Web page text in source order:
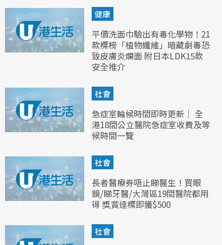
健康
平價洗面巾驗出有毒化學物！21
款標榜「植物纖維」暗藏劇毒恐
致皮膚炎爛面 附日本LDK15款
安全推介
社會
急症室輪候時間即時更新｜ 全
港18間公立醫院急症室收費及等
候時間一覽
社會
長者醫療券唔止睇醫生！買眼
鏡/睇牙醫/大灣區19間醫院都用
得 獎賞達標即獲$500
社會